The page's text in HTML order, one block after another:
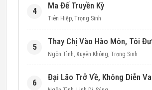
4
Ma Đế Truyền Kỳ
Tiên Hiệp, Trọng Sinh
5
Ngôn Tình, Xuyên Không, Trọng Sinh
6